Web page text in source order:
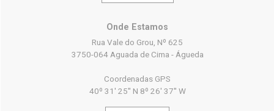
Onde Estamos
Rua Vale do Grou, Nº 625
3750-064 Aguada de Cima - Águeda
Coordenadas GPS
40º 31' 25'' N 8º 26' 37'' W